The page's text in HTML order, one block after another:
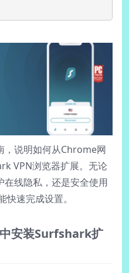
，说明如何从Chrome网
VPN浏览器扩展。无论
线隐私，还是安全使用
速完成设置。
安装Surfshark扩